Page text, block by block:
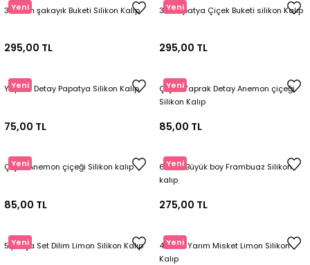
Yeni
3lü Forn şakayık Buketi Silikon Kalıp
295,00 TL
Yeni
3lü Papatya Çiçek Buketi silikon Kalıp
295,00 TL
Yeni
Yaprak Detay Papatya Silikon Kalıp
75,00 TL
Yeni
Çiçek Yaprak Detay Anemon çiçeği
Silikon Kalıp
85,00 TL
Yeni
Çiçek Anemon çiçeği Silikon kalıp
85,00 TL
Yeni
6li set Büyük boy Frambuaz Silikon
kalıp
275,00 TL
Yeni
5 parça Set Dilim Limon Silikon Kalıp Yeni
4lü Set Yarım Misket Limon Silikon
Kalıp